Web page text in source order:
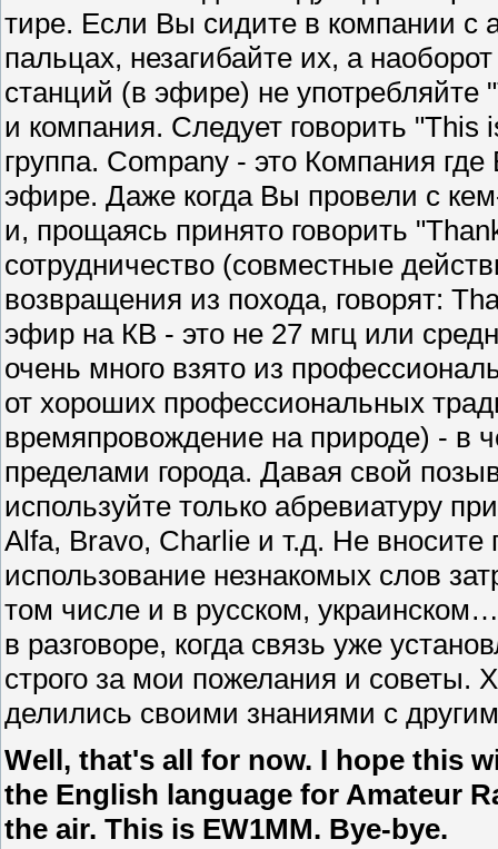
тире. Если Вы сидите в компании с
пальцах, незагибайте их, а
станций (в эфире) не употребляйте
и компания. Следует говорить
группа. Company - это Компания
эфире. Даже когда Вы провели с
и, прощаясь принято говорить
сотрудничество (совместные
возвращения из похода, говорят:
эфир на КВ - это не 27 мгц или
очень много взято из
от хороших профессиональных
времяпровождение на природе) - в
пределами города. Давая свой
используйте только абревиатуру
Alfa, Bravo, Charlie и т.д. Не
использование незнакомых слов
том числе и в русском,
в разговоре, когда связь уже
строго за мои пожелания и советы.
делились своими знаниями с
Well, that's all for now. I hope this
the English language for Amateur
the air. This is EW1MM. Bye-bye.